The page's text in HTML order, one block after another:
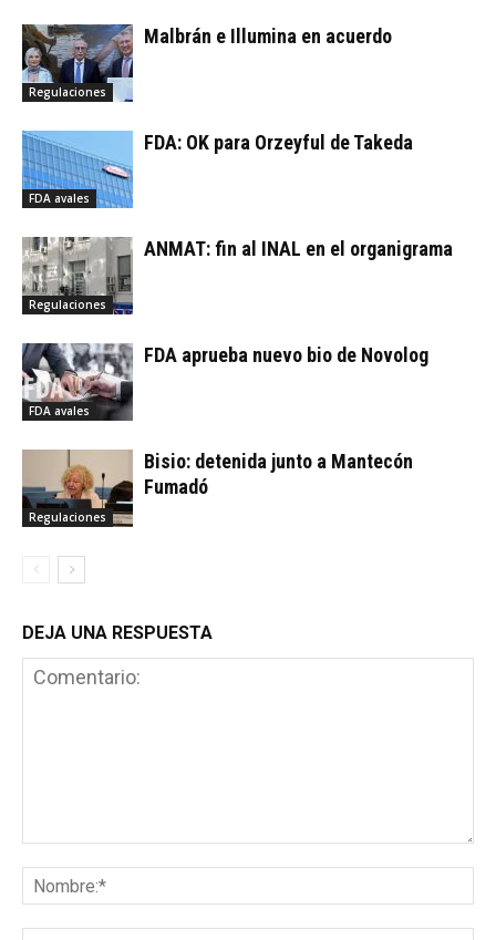
Regulaciones
Malbrán e Illumina en acuerdo
FDA avales
FDA: OK para Orzeyful de Takeda
Regulaciones
ANMAT: fin al INAL en el organigrama
FDA avales
FDA aprueba nuevo bio de Novolog
Regulaciones
Bisio: detenida junto a Mantecón
Fumadó
DEJA UNA RESPUESTA